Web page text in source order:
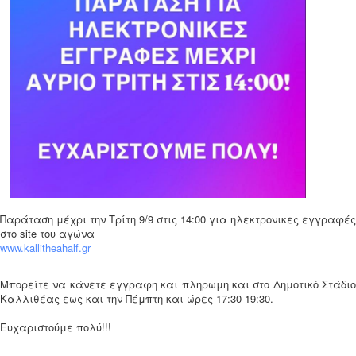
Παράταση μέχρι την Τρίτη 9/9 στις 14:00 για ηλεκτρονικες εγγραφές
στο site του αγώνα
www.kallitheahalf.gr
Μπορείτε να κάνετε εγγραφη και πληρωμη και στο Δημοτικό Στάδιο
Καλλιθέας εως και την Πέμπτη και ώρες 17:30-19:30.
Ευχαριστούμε πολύ!!!